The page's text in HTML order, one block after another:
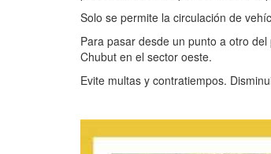
Solo se permite la circulación de
Para pasar desde un punto a otro
Chubut en el sector oeste.
Evite multas y contratiempos.